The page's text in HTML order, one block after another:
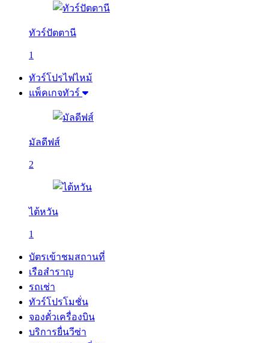
ทัวร์ปัตตานี
1
ทัวร์โปรไฟไหม้
แพ็คเกจทัวร์
มัลดีฟส์
2
ไต้หวัน
1
บัตรเข้าชมสถานที่
เรือสำราญ
รถเช่า
ทัวร์โปรโมชั่น
จองตั๋วเครื่องบิน
บริการยื่นวีซ่า